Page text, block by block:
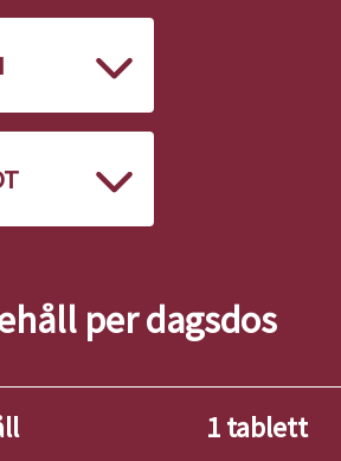
per dagsdos
1 tablett